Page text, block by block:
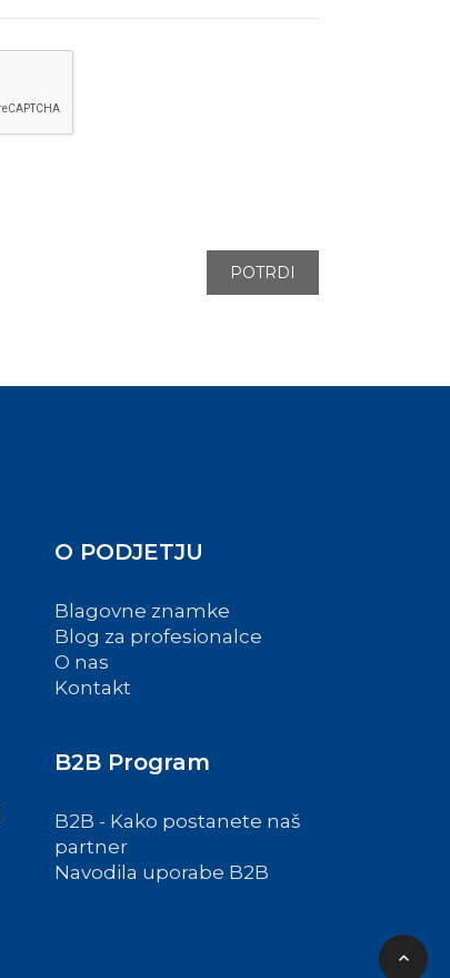
O PODJETJU
Blagovne znamke
Blog za profesionalce
O nas
Kontakt
B2B Program
B2B - Kako postanete naš
partner
Navodila uporabe B2B